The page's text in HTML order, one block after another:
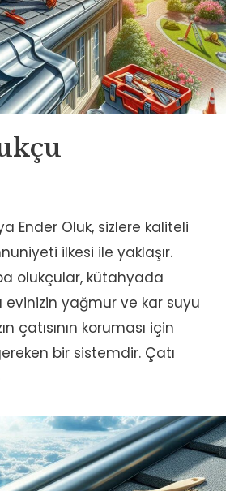
Ender Oluk, sizlere kaliteli
ilkesi ile yaklaşır.
olukçular, kütahyada
evinizin yağmur ve kar suyu
çatısının koruması için
bir sistemdir. Çatı